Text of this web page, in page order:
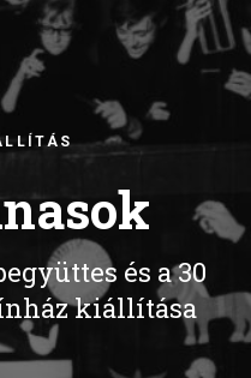
és a 30
kiállítása